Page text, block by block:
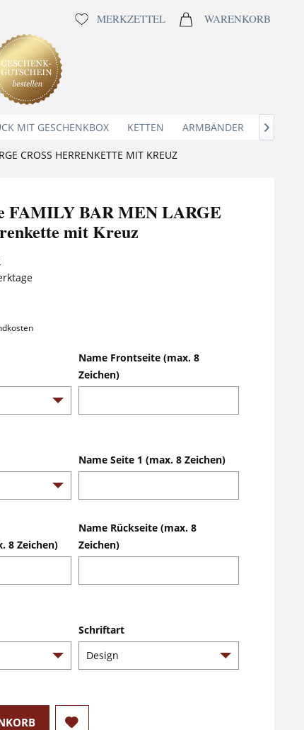
MERKZETTEL WARENKORB
MIT GESCHENKBOX KETTEN ARMBÄNDER 
CROSS HERRENKETTE MIT KREUZ
FAMILY BAR MEN LARGE
mit Kreuz
Name Frontseite (max. 8
Zeichen)
Name Seite 1 (max. 8 Zeichen)
8 Zeichen)
Name Rückseite (max. 8
Zeichen)
Schriftart